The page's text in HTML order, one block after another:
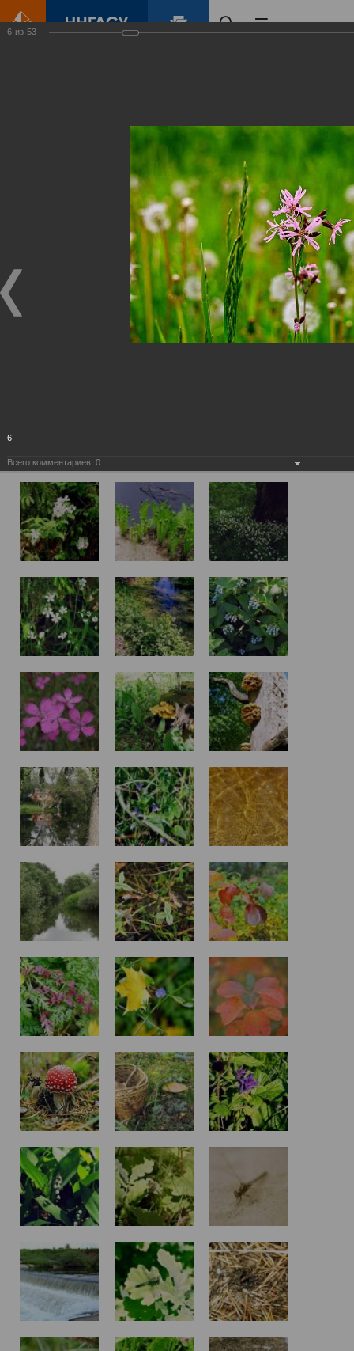
Виртуальные
выставки
(фотоальбомы)
6 из 53
6
Всего комментариев: 0